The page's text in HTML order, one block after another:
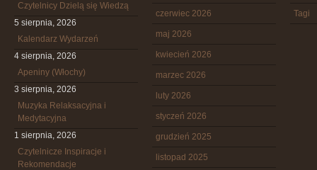
Czytelnicy Dzielą się Wiedzą
5 sierpnia, 2026
Kalendarz Wydarzeń
4 sierpnia, 2026
Apeniny (Włochy)
3 sierpnia, 2026
Muzyka Relaksacyjna i
Medytacyjna
1 sierpnia, 2026
Czytelnicze Inspiracje i
Rekomendacje
czerwiec 2026
maj 2026
kwiecień 2026
marzec 2026
luty 2026
styczeń 2026
grudzień 2025
listopad 2025
Tagi